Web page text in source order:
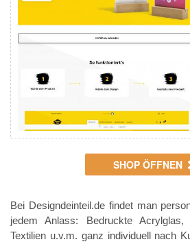
SHOP ÖFFNEN
Bei Designdeinteil.defindet man
jedem Anlass: Bedruckte
Textilien u.v.m. ganz individuell nach